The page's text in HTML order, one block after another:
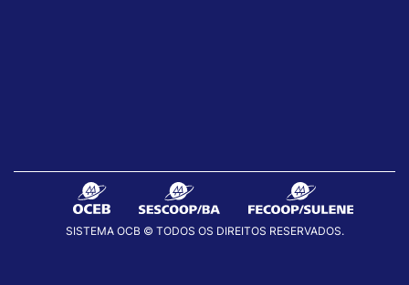
SISTEMA OCB © TODOS OS DIREITOS RESERVADOS.